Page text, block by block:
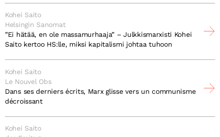
Kohei Saito
Helsingin Sanomat
”Ei hätää, en ole massamurhaaja” – Julkkismarxisti Kohei
Saito kertoo HS:lle, miksi kapitalismi johtaa tuhoon
Kohei Saito
Le Nouvel Obs
Dans ses derniers écrits, Marx glisse vers un communisme
décroissant
Kohei Saito